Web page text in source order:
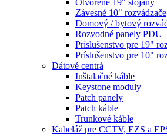
Otvorené 19" stojany
Závesné 10" rozvádzače
Domový / bytový
Rozvodné panely PDU
Príslušenstvo pre 19"
Príslušenstvo pre 10"
Dátové centrá
Inštalačné káble
Keystone moduly
Patch panely
Patch káble
Trunkové káble
Kabeláž pre CCTV, EZS a